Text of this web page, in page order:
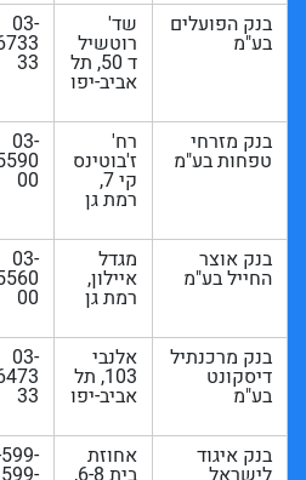
בנק הפועלים
בע"מ
שד'
רוטשיל
ד 50, תל
אביב-יפו
03-
33
בנק מזרחי
טפחות בע"מ
רח'
ז'בוטינס
קי 7,
רמת גן
03-
00
בנק אוצר
החייל בע"מ
מגדל
איילון,
רמת גן
03-
00
בנק מרכנתיל
דיסקונט
בע"מ
אלנבי
103, תל
אביב-יפו
03-
33
בנק איגוד
אחוזת